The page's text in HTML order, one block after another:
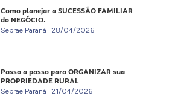
Como planejar a SUCESSÃO FAMILIAR
do NEGÓCIO.
Sebrae Paraná 28/04/2026
Passo a passo para ORGANIZAR sua
PROPRIEDADE RURAL
Sebrae Paraná 21/04/2026